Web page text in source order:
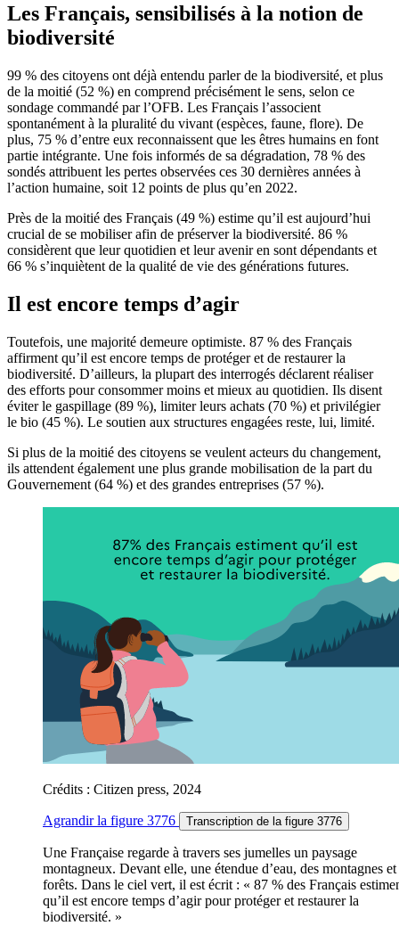
Les Français, sensibilisés à la notion de
biodiversité
99 % des citoyens ont déjà entendu parler de la biodiversité, et plus
de la moitié (52 %) en comprend précisément le sens, selon ce
sondage commandé par l’OFB. Les Français l’associent
spontanément à la pluralité du vivant (espèces, faune, flore). De
plus, 75 % d’entre eux reconnaissent que les êtres humains en font
partie intégrante. Une fois informés de sa dégradation, 78 % des
sondés attribuent les pertes observées ces 30 dernières années à
l’action humaine, soit 12 points de plus qu’en 2022.
Près de la moitié des Français (49 %) estime qu’il est aujourd’hui
crucial de se mobiliser afin de préserver la biodiversité. 86 %
considèrent que leur quotidien et leur avenir en sont dépendants et
66 % s’inquiètent de la qualité de vie des générations futures.
Il est encore temps d’agir
Toutefois, une majorité demeure optimiste. 87 % des Français
affirment qu’il est encore temps de protéger et de restaurer la
biodiversité. D’ailleurs, la plupart des interrogés déclarent réaliser
des efforts pour consommer moins et mieux au quotidien. Ils disent
éviter le gaspillage (89 %), limiter leurs achats (70 %) et privilégier
le bio (45 %). Le soutien aux structures engagées reste, lui, limité.
Si plus de la moitié des citoyens se veulent acteurs du changement,
ils attendent également une plus grande mobilisation de la part du
Gouvernement (64 %) et des grandes entreprises (57 %).
Crédits : Citizen press, 2024
Agrandirla figure 3776 Transcription de la figure 3776
Une Française regarde à travers ses jumelles un paysage
montagneux. Devant elle, une étendue d’eau, des montagnes et
forêts. Dans le ciel vert, il est écrit : « 87 % des Français
qu’il est encore temps d’agir pour protéger et restaurer la
biodiversité. »